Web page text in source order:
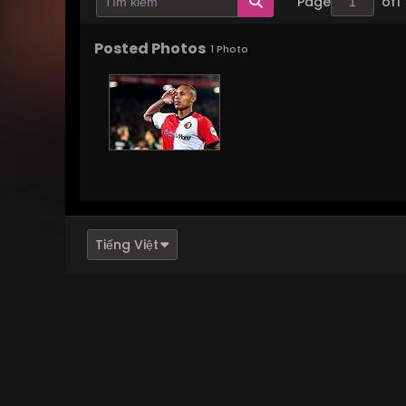
Posted Photos 1 Photo
Tiếng Việt